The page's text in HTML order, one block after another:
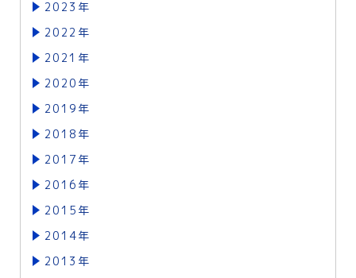
2023年
2022年
2021年
2020年
2019年
2018年
2017年
2016年
2015年
2014年
2013年